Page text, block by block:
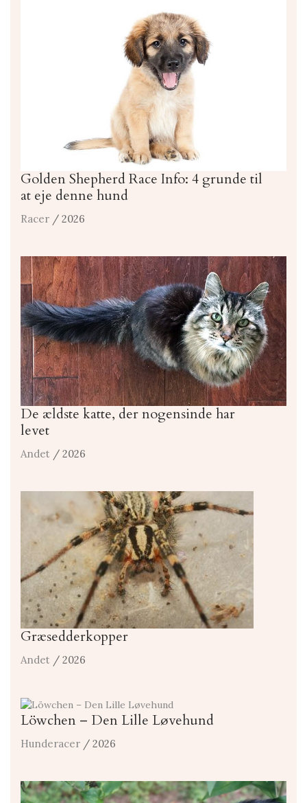
Golden Shepherd Race Info: 4 grunde til
at eje denne hund
Racer / 2026
De ældste katte, der nogensinde har
levet
Andet / 2026
Græsedderkopper
Andet / 2026
Löwchen – Den Lille Løvehund
Hunderacer / 2026